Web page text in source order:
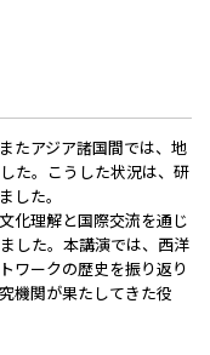
たアジア諸国間では、地
た。こうした状況は、研
した。
化理解と国際交流を通じ
した。本講演では、西洋
ワークの歴史を振り返り
機関が果たしてきた役